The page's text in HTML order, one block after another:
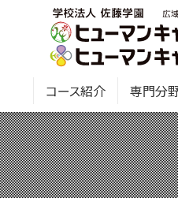
コース紹介 専門分